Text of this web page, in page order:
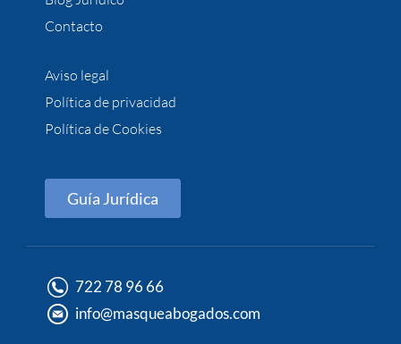
Contacto
Aviso legal
Política de privacidad
Política de Cookies
Guía Jurídica
722 78 96 66
info@masqueabogados.com